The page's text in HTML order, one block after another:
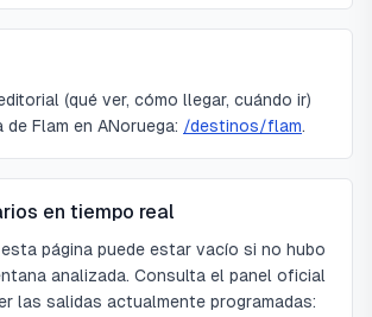
(qué ver, cómo llegar, cuándo ir)
Flam en ANoruega: /destinos/flam.
en tiempo real
página puede estar vacío si no hubo
analizada. Consulta el panel oficial
las salidas actualmente programadas: